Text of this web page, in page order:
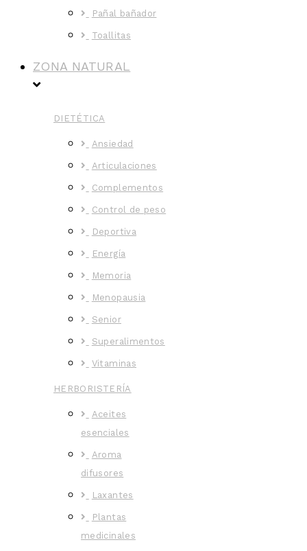
Pañal bañador
Toallitas
ZONA NATURAL
DIETÉTICA
Ansiedad
Articulaciones
Complementos
Control de peso
Deportiva
Energía
Memoria
Menopausia
Senior
Superalimentos
Vitaminas
HERBORISTERÍA
Aceites
esenciales
Aroma
difusores
Laxantes
Plantas
medicinales